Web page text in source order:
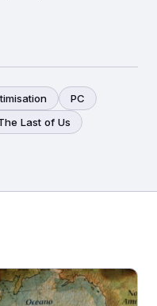
PC
Last of Us